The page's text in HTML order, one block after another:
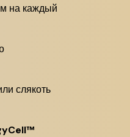
на каждый
слякоть